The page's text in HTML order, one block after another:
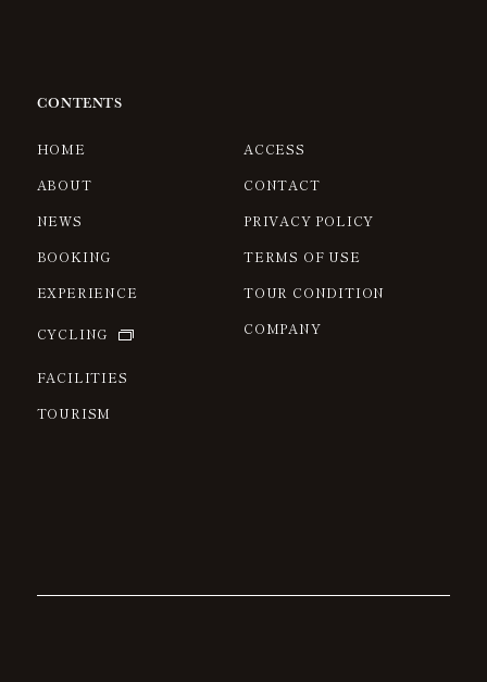
CONTENTS
HOME
ABOUT
NEWS
BOOKING
EXPERIENCE
CYCLING
FACILITIES
TOURISM
ACCESS
CONTACT
PRIVACY POLICY
TERMS OF USE
TOUR CONDITION
COMPANY